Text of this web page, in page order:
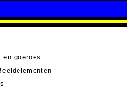
en goeroes